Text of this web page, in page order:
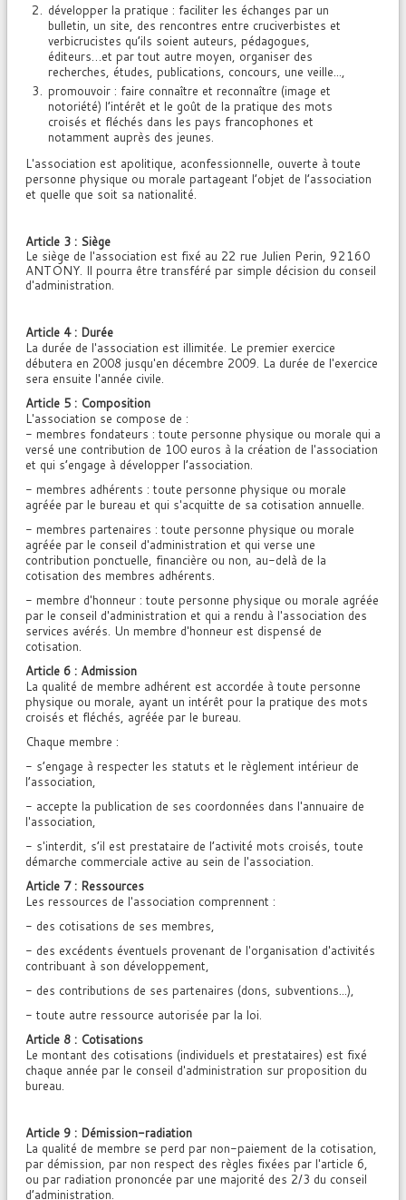
développer la pratique : faciliter les échanges par un
bulletin, un site, des rencontres entre cruciverbistes et
verbicrucistes qu’ils soient auteurs, pédagogues,
éditeurs…et par tout autre moyen, organiser des
recherches, études, publications, concours, une veille...,
promouvoir : faire connaître et reconnaître (image et
notoriété) l’intérêt et le goût de la pratique des mots
croisés et fléchés dans les pays francophones et
notamment auprès des jeunes.
L'association est apolitique, aconfessionnelle, ouverte à toute
personne physique ou morale partageant l’objet de l’association
et quelle que soit sa nationalité.
Article 3 : Siège
Le siège de l'association est fixé au 22 rue Julien Perin, 92160
ANTONY. Il pourra être transféré par simple décision du conseil
d'administration.
Article 4 : Durée
La durée de l'association est illimitée. Le premier exercice
débutera en 2008 jusqu'en décembre 2009. La durée de l'exercice
sera ensuite l'année civile.
Article 5 : Composition
L'association se compose de :
- membres fondateurs : toute personne physique ou morale qui a
versé une contribution de 100 euros à la création de l'association
et qui s’engage à développer l’association.
- membres adhérents : toute personne physique ou morale
agréée par le bureau et qui s'acquitte de sa cotisation annuelle.
- membres partenaires : toute personne physique ou morale
agréée par le conseil d'administration et qui verse une
contribution ponctuelle, financière ou non, au-delà de la
cotisation des membres adhérents.
- membre d'honneur : toute personne physique ou morale agréée
par le conseil d'administration et qui a rendu à l'association des
services avérés. Un membre d'honneur est dispensé de
cotisation.
Article 6 : Admission
La qualité de membre adhérent est accordée à toute personne
physique ou morale, ayant un intérêt pour la pratique des mots
croisés et fléchés, agréée par le bureau.
Chaque membre :
- s’engage à respecter les statuts et le règlement intérieur de
l’association,
- accepte la publication de ses coordonnées dans l'annuaire de
l'association,
- s'interdit, s’il est prestataire de l’activité mots croisés, toute
démarche commerciale active au sein de l'association.
Article 7 : Ressources
Les ressources de l'association comprennent :
- des cotisations de ses membres,
- des excédents éventuels provenant de l'organisation d'activités
contribuant à son développement,
- des contributions de ses partenaires (dons, subventions...),
- toute autre ressource autorisée par la loi.
Article 8 : Cotisations
Le montant des cotisations (individuels et prestataires) est fixé
chaque année par le conseil d'administration sur proposition du
bureau.
Article 9 : Démission-radiation
La qualité de membre se perd par non-paiement de la cotisation,
par démission, par non respect des règles fixées par l'article 6,
ou par radiation prononcée par une majorité des 2/3 du conseil
d’administration.